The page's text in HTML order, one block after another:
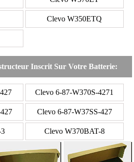
Clevo W350ETQ
Inscrit Sur Votre Batterie:
Clevo 6-87-W370S-4271
Clevo 6-87-W37SS-427
Clevo W370BAT-8